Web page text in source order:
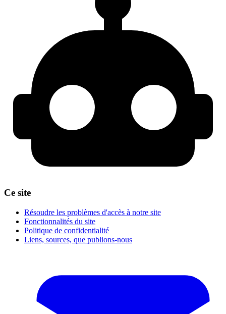
Ce site
Résoudre les problèmes d'accès à notre site
Fonctionnalités du site
Politique de confidentialité
Liens, sources, que publions-nous